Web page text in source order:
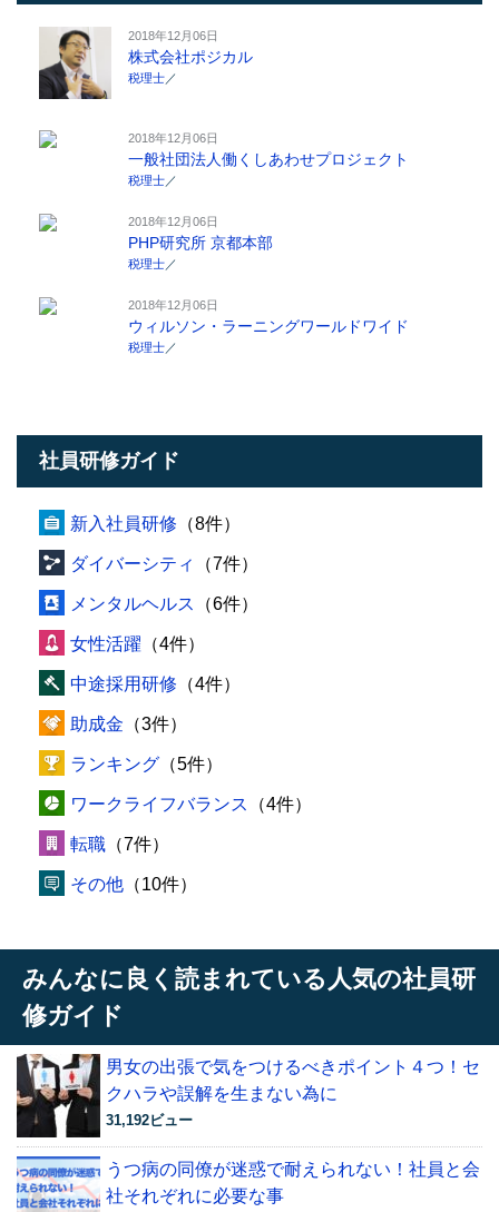
2018年12月06日
株式会社ポジカル
税理士 ／
2018年12月06日
一般社団法人働くしあわせプロジェクト
税理士 ／
2018年12月06日
PHP研究所 京都本部
税理士 ／
2018年12月06日
ウィルソン・ラーニングワールドワイド
税理士 ／
社員研修ガイド
新入社員研修 （8件）
ダイバーシティ （7件）
メンタルヘルス （6件）
女性活躍 （4件）
中途採用研修 （4件）
助成金 （3件）
ランキング （5件）
ワークライフバランス （4件）
転職 （7件）
その他 （10件）
みんなに良く読まれている人気の社員研
修ガイド
男女の出張で気をつけるべきポイント４つ！セ
クハラや誤解を生まない為に
31,192ビュー
うつ病の同僚が迷惑で耐えられない！社員と会
社それぞれに必要な事